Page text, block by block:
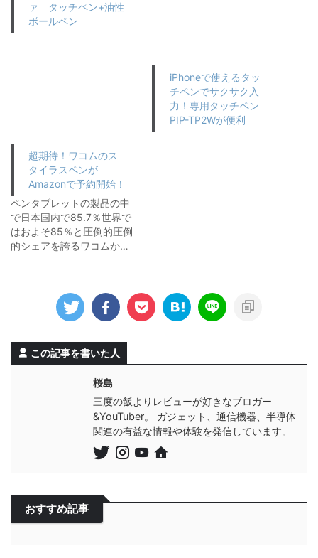
ァ タッチペン+油性
ボールペン
iPhoneで使えるタッ
チペンでサクサク入
力！専用タッチペン
PIP-TP2Wが便利
超期待！ワコムのス
タイラスペンが
Amazonで予約開始！
ペンタブレットの製品の中
で日本国内で85.7％世界で
はおよそ85％と圧倒的圧倒
的シェアを誇るワコムか…
この記事を書いた人
桜島
三度の飯よりレビューが好きなブロガー
&YouTuber。 ガジェット、通信機器、半導体
関連の有益な情報や体験を発信しています。
おすすめ記事